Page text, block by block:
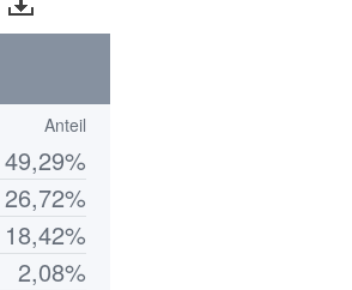
Anteil
49,29%
26,72%
18,42%
2,08%